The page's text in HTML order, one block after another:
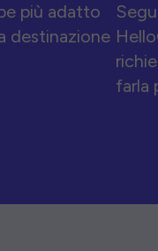
più adatto
destinazione
farla